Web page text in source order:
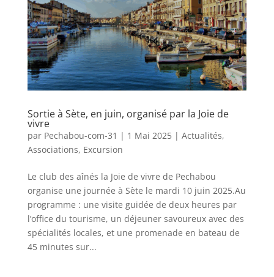
Sortie à Sète, en juin, organisé par la Joie de
vivre
par Pechabou-com-31 | 1 Mai 2025| Actualités,
Associations, Excursion
Le club des aînés la Joie de vivre de Pechabou
organise une journée à Sète le mardi 10 juin 2025.Au
programme : une visite guidée de deux heures par
l’office du tourisme, un déjeuner savoureux avec des
spécialités locales, et une promenade en bateau de
45 minutes sur...